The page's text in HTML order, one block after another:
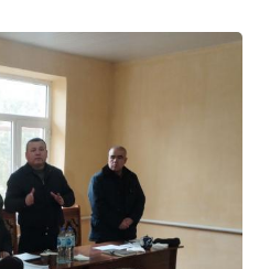
ва чорвачиликни
шаҳар ва туман
ривожлантириш бўлим...